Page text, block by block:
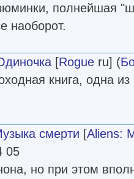
полнейшая
наоборот.
[Rogue ru] (
книга, одна из
смерти [Aliens:
05
но при этом